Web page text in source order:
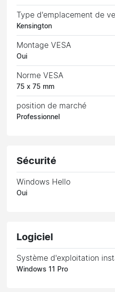
Type d'emplacement de
Kensington
Montage VESA
Oui
Norme VESA
75 x 75 mm
position de marché
Professionnel
Sécurité
Windows Hello
Oui
Logiciel
Système d'exploitation
Windows 11 Pro